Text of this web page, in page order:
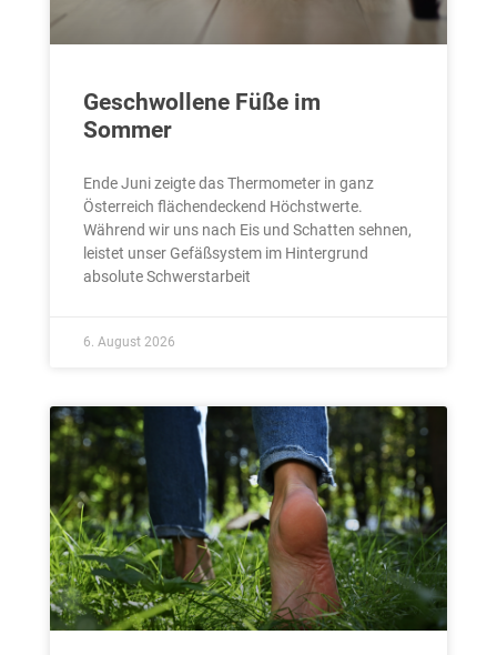
Geschwollene Füße im
Sommer
Ende Juni zeigte das Thermometer in ganz
Österreich flächendeckend Höchstwerte.
Während wir uns nach Eis und Schatten sehnen,
leistet unser Gefäßsystem im Hintergrund
absolute Schwerstarbeit
6. August 2026